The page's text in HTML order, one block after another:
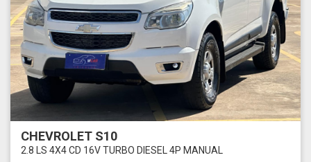
CHEVROLET S10
2.8 LS 4X4 CD 16V TURBO DIESEL 4P MANUAL